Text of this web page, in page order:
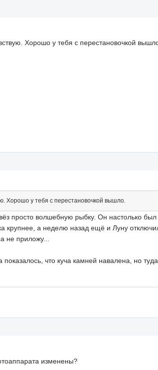
Хорошо у тебя с перестановочкой
Хорошо у тебя с перестановочкой вышло.
просто волшебную рыбку. Он настолько
крупнее, а неделю назад ещё и Луну
не приложу...
что куча камней навалена, но
изменены?